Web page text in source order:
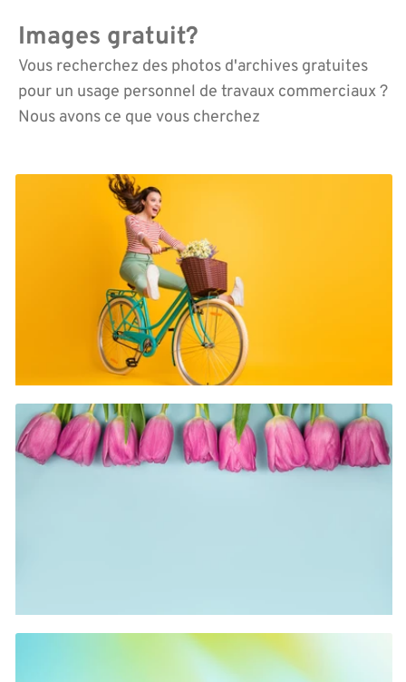
Images gratuit?
Vous recherchez des photos d'archives gratuites
pour un usage personnel de travaux commerciaux ?
Nous avons ce que vous cherchez